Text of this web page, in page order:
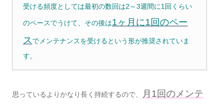
受ける頻度としては最初の数回は2～3週間に1回くらい
のペースでうけて、その後は1ヶ月に1回のペー
ス でメンテナンスを受けるという形が推奨されていま
す。
思っているよりかなり長く持続するので、
月1回のメンテ